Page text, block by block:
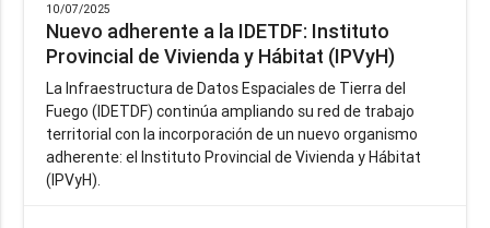
10/07/2025
Nuevo adherente a la IDETDF: Instituto
Provincial de Vivienda y Hábitat (IPVyH)
La Infraestructura de Datos Espaciales de Tierra del
Fuego (IDETDF) continúa ampliando su red de trabajo
territorial con la incorporación de un nuevo organismo
adherente: el Instituto Provincial de Vivienda y Hábitat
(IPVyH).